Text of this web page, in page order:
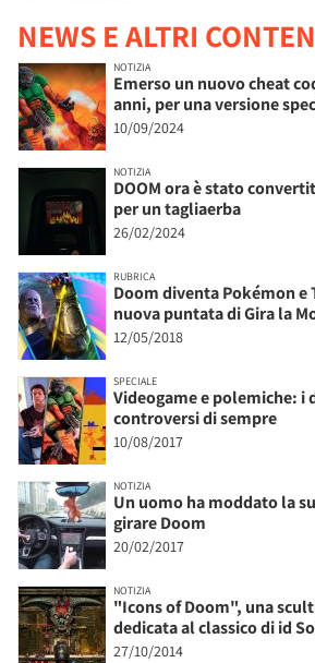
NEWS E ALTRI
NOTIZIA
Emerso un nuovo cheat
anni, per una versione
10/09/2024
NOTIZIA
DOOM ora è stato
per un tagliaerba
26/02/2024
RUBRICA
Doom diventa Pokémon e
nuova puntata di Gira la
12/05/2018
SPECIALE
Videogame e polemiche: i
controversi di sempre
10/08/2017
NOTIZIA
Un uomo ha moddato la
girare Doom
20/02/2017
NOTIZIA
"Icons of Doom", una
dedicata al classico di id
27/10/2014